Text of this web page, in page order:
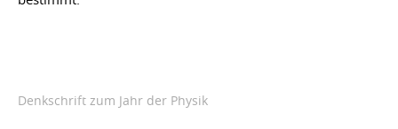
Denkschrift zum Jahr der Physik